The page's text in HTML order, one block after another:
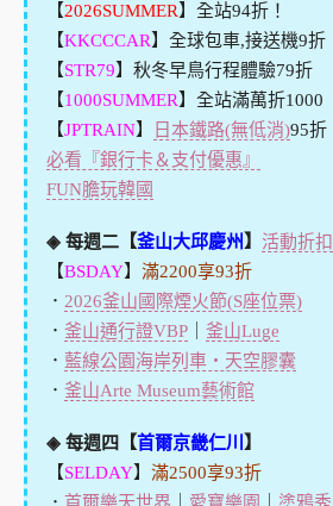
【2026SUMMER】全站94折！
【KKCCCAR】全球包車,接送機9折
【STR79】秋冬早鳥行程體驗79折
【1000SUMMER】全站滿萬折1000
【JPTRAIN】 日本鐵路(無低消)95折
必看『銀行卡＆支付優惠』
FUN膽玩韓國
◈ 每週二【釜山大邱慶州 】 活動折扣
【BSDAY】 滿2200享93折
． 2026釜山國際煙火節(S座位票)
． 釜山通行證VBP｜ 釜山Luge
． 藍線公園海岸列車・天空膠囊
． 釜山Arte Museum藝術館
◈ 每週四【首爾京畿仁川
】
【SELDAY】 滿2500享93折